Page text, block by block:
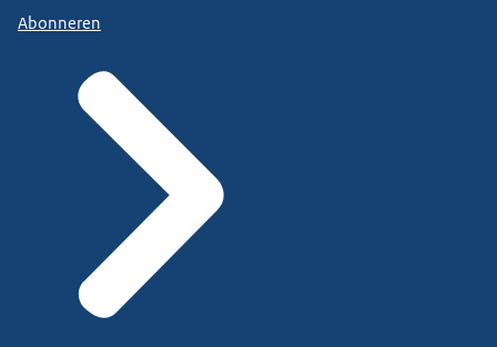
Abonneren